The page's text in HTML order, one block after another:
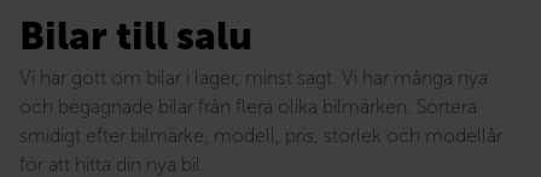
Bilar till salu
Vi har gott om bilar i lager, minst sagt. Vi har många nya
och begagnade bilar från flera olika bilmärken. Sortera
smidigt efter bilmärke, modell, pris, storlek och modellår
för att hitta din nya bil.